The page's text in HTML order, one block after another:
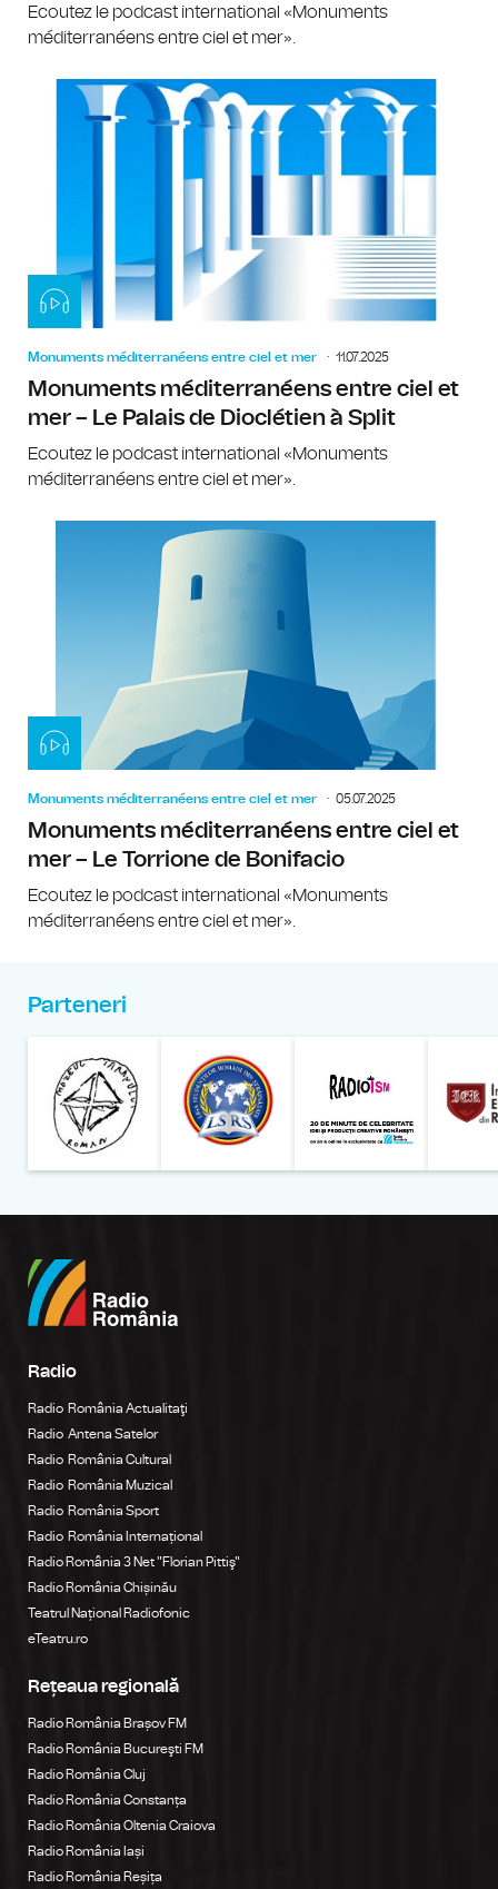
Ecoutez le podcast international «Monuments
méditerranéens entre ciel et mer».
Monuments méditerranéens entre ciel et mer 11.07.2025
Monuments méditerranéens entre ciel et
mer – Le Palais de Dioclétien à Split
Ecoutez le podcast international «Monuments
méditerranéens entre ciel et mer».
Monuments méditerranéens entre ciel et mer 05.07.2025
Monuments méditerranéens entre ciel et
mer – Le Torrione de Bonifacio
Ecoutez le podcast international «Monuments
méditerranéens entre ciel et mer».
Parteneri
Radio
Radio România Actualitaţi
Radio Antena Satelor
Radio România Cultural
Radio România Muzical
Radio România Sport
Radio România Internațional
Radio România 3 Net "Florian Pittiş"
Radio România Chișinău
Teatrul Național Radiofonic
eTeatru.ro
Rețeaua regională
Radio România Brașov FM
Radio România Bucureşti FM
Radio România Cluj
Radio România Constanța
Radio România Oltenia Craiova
Radio România Iași
Radio România Reșița